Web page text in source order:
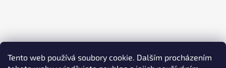
Tento web používá soubory cookie. Dalším procházením